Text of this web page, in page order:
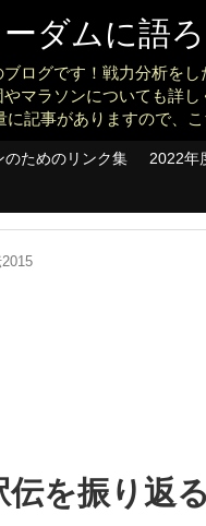
ダムに語
ログです！戦力分析を
マラソンについても詳
記事がありますので、こ
のためのリンク集 2022年
を振り返る